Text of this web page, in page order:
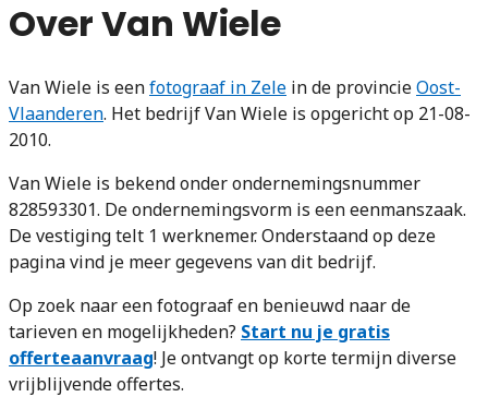
Over Van Wiele
Van Wiele is eenfotograaf in Zele in de provincieOost-
Vlaanderen. Het bedrijf Van Wiele is opgericht op 21-08-
2010.
Van Wiele is bekend onder ondernemingsnummer
828593301. De ondernemingsvorm is een eenmanszaak.
De vestiging telt 1 werknemer. Onderstaand op deze
pagina vind je meer gegevens van dit bedrijf.
Op zoek naar een fotograaf en benieuwd naar de
tarieven en mogelijkheden? Start nu je gratis
offerteaanvraag! Je ontvangt op korte termijn diverse
vrijblijvende offertes.